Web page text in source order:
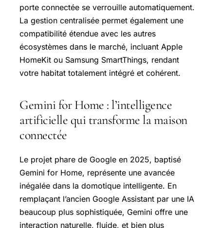
porte connectée se verrouille automatiquement.
La gestion centralisée permet également une
compatibilité étendue avec les autres
écosystèmes dans le marché, incluant Apple
HomeKit ou Samsung SmartThings, rendant
votre habitat totalement intégré et cohérent.
Gemini for Home : l’intelligence
artificielle qui transforme la maison
connectée
Le projet phare de Google en 2025, baptisé
Gemini for Home, représente une avancée
inégalée dans la domotique intelligente. En
remplaçant l’ancien Google Assistant par une IA
beaucoup plus sophistiquée, Gemini offre une
interaction naturelle, fluide, et bien plus